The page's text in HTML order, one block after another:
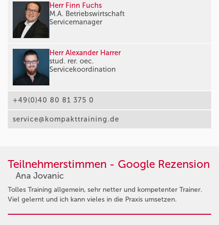
Herr Finn Fuchs
M.A. Betriebswirtschaft
Servicemanager
Herr Alexander Harrer
stud. rer. oec.
Servicekoordination
+49(0)40 80 81 375 0
service@kompakttraining.de
Teilnehmerstimmen - Google Rezension
Ana Jovanic
Tolles Training allgemein, sehr netter und kompetenter Trainer.
Viel gelernt und ich kann vieles in die Praxis umsetzen.